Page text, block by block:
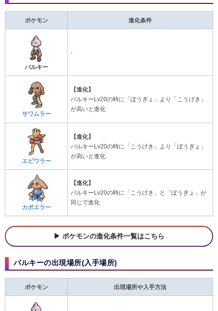
ポケモン 進化条件
バルキー
-
サワムラー
【進化】
バルキーLv20の時に「ぼうぎょ」より「こうげき」
が高いと進化
エビワラー
【進化】
バルキーLv20の時に「こうげき」より「ぼうぎょ」
が高いと進化
カポエラー
【進化】
バルキーLv20の時に「こうげき」と「ぼうぎょ」が
同じで進化
ポケモンの進化条件一覧はこちら
バルキーの出現場所(入手場所)
ポケモン 出現場所や入手方法